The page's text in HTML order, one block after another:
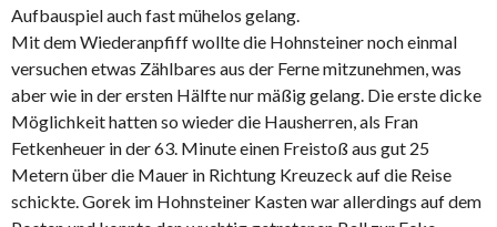
Aufbauspiel auch fast mühelos gelang.
Mit dem Wiederanpfiff wollte die Hohnsteiner noch einmal
versuchen etwas Zählbares aus der Ferne mitzunehmen, was
aber wie in der ersten Hälfte nur mäßig gelang. Die erste dicke
Möglichkeit hatten so wieder die Hausherren, als Fran
Fetkenheuer in der 63. Minute einen Freistoß aus gut 25
Metern über die Mauer in Richtung Kreuzeck auf die Reise
schickte. Gorek im Hohnsteiner Kasten war allerdings auf dem